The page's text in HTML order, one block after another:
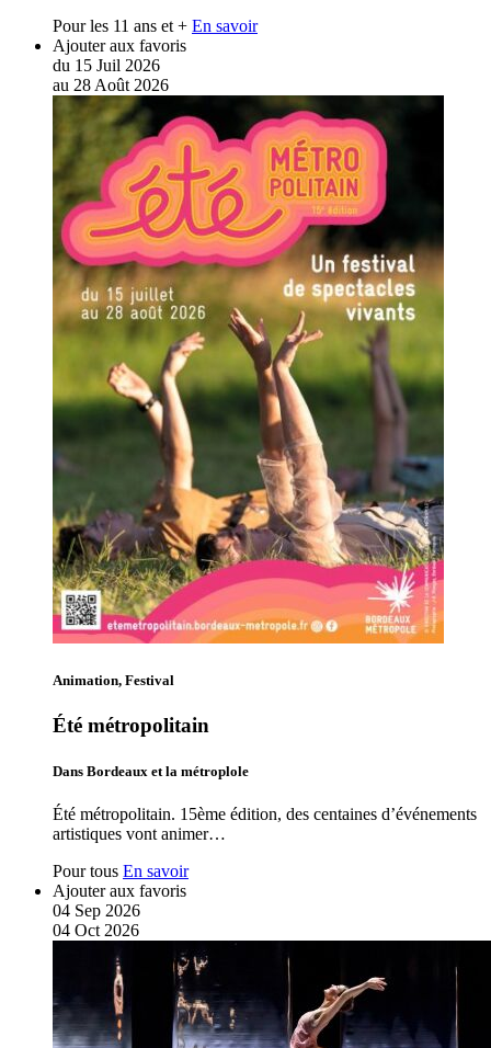
Pour les 11 ans et + En savoir
Ajouter aux favoris
du 15 Juil 2026
au 28 Août 2026
Animation, Festival
Été métropolitain
Dans Bordeaux et la métroplole
Été métropolitain. 15ème édition, des centaines d’événements
artistiques vont animer…
Pour tous En savoir
Ajouter aux favoris
04 Sep 2026
04 Oct 2026